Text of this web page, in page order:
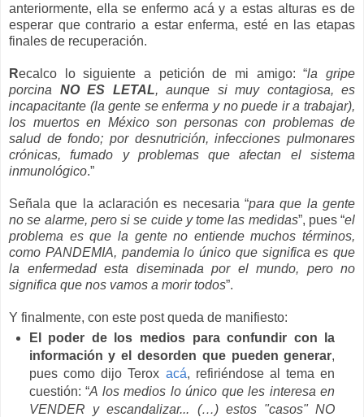
anteriormente, ella se enfermo acá y a estas alturas es de
esperar que contrario a estar enferma, esté en las etapas
finales de recuperación.
Recalco lo siguiente a petición de mi amigo: “la gripe
porcina NO ES LETAL, aunque si muy contagiosa, es
incapacitante (la gente se enferma y no puede ir a trabajar),
los muertos en México son personas con problemas de
salud de fondo; por desnutrición, infecciones pulmonares
crónicas, fumado y problemas que afectan el sistema
inmunológico.”
Señala que la aclaración es necesaria “para que la gente
no se alarme, pero si se cuide y tome las medidas”, pues “el
problema es que la gente no entiende muchos términos,
como PANDEMIA, pandemia lo único que significa es que
la enfermedad esta diseminada por el mundo, pero no
significa que nos vamos a morir todos”.
Y finalmente, con este post queda de manifiesto:
El poder de los medios para confundir con la
información y el desorden que pueden generar,
pues como dijo Terox acá, refiriéndose al tema en
cuestión: “A los medios lo único que les interesa en
VENDER y escandalizar... (…) estos "casos" NO